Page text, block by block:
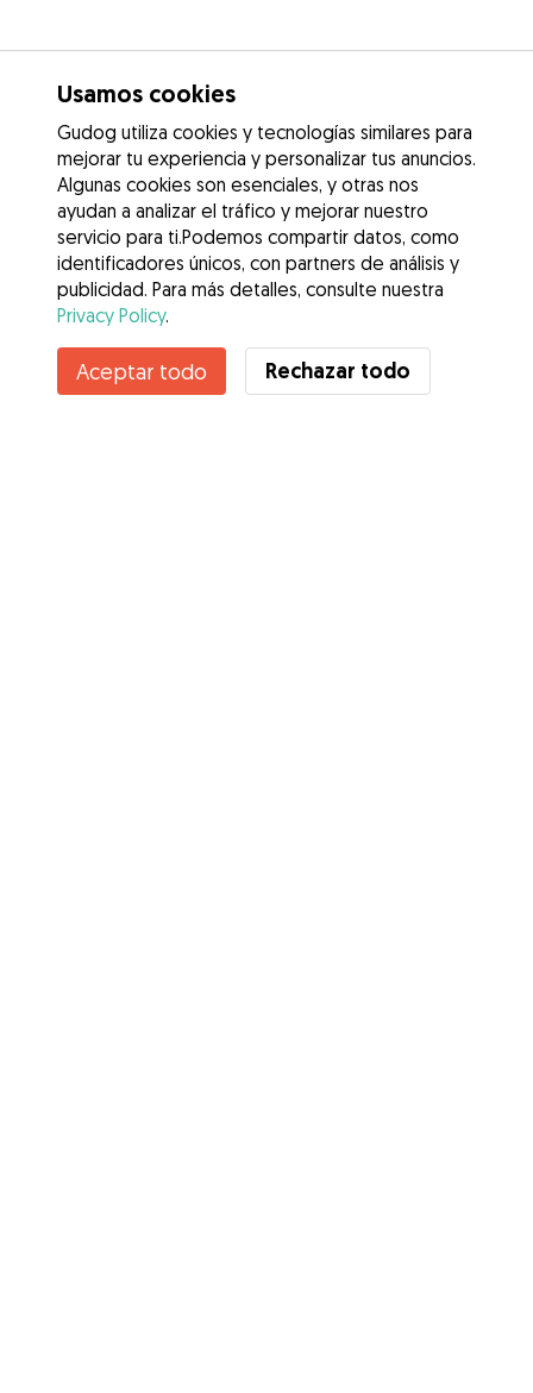
Usamos cookies
Gudog utiliza cookies y tecnologías similares para
mejorar tu experiencia y personalizar tus anuncios.
Algunas cookies son esenciales, y otras nos
ayudan a analizar el tráfico y mejorar nuestro
servicio para ti.Podemos compartir datos, como
identificadores únicos, con partners de análisis y
publicidad. Para más detalles, consulte nuestra
Privacy Policy.
Aceptar todo Rechazar todo